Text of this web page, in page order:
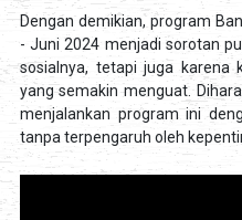
Dengan demikian, program
- Juni 2024 menjadi sorotan
sosialnya, tetapi juga karena
yang semakin menguat.
menjalankan program ini
tanpa terpengaruh oleh